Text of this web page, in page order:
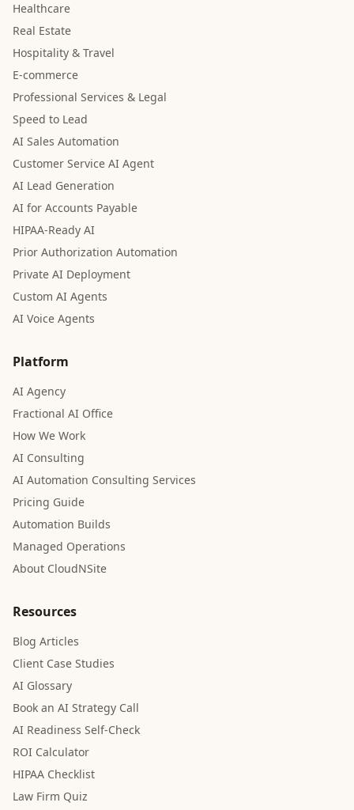
Healthcare
Real Estate
Hospitality & Travel
E-commerce
Professional Services & Legal
Speed to Lead
AI Sales Automation
Customer Service AI Agent
AI Lead Generation
AI for Accounts Payable
HIPAA-Ready AI
Prior Authorization Automation
Private AI Deployment
Custom AI Agents
AI Voice Agents
Platform
AI Agency
Fractional AI Office
How We Work
AI Consulting
AI Automation Consulting Services
Pricing Guide
Automation Builds
Managed Operations
About CloudNSite
Resources
Blog Articles
Client Case Studies
AI Glossary
Book an AI Strategy Call
AI Readiness Self-Check
ROI Calculator
HIPAA Checklist
Law Firm Quiz